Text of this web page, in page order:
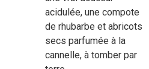
acidulée, une compote
de rhubarbe et abricots
secs parfumée à la
cannelle, à tomber par